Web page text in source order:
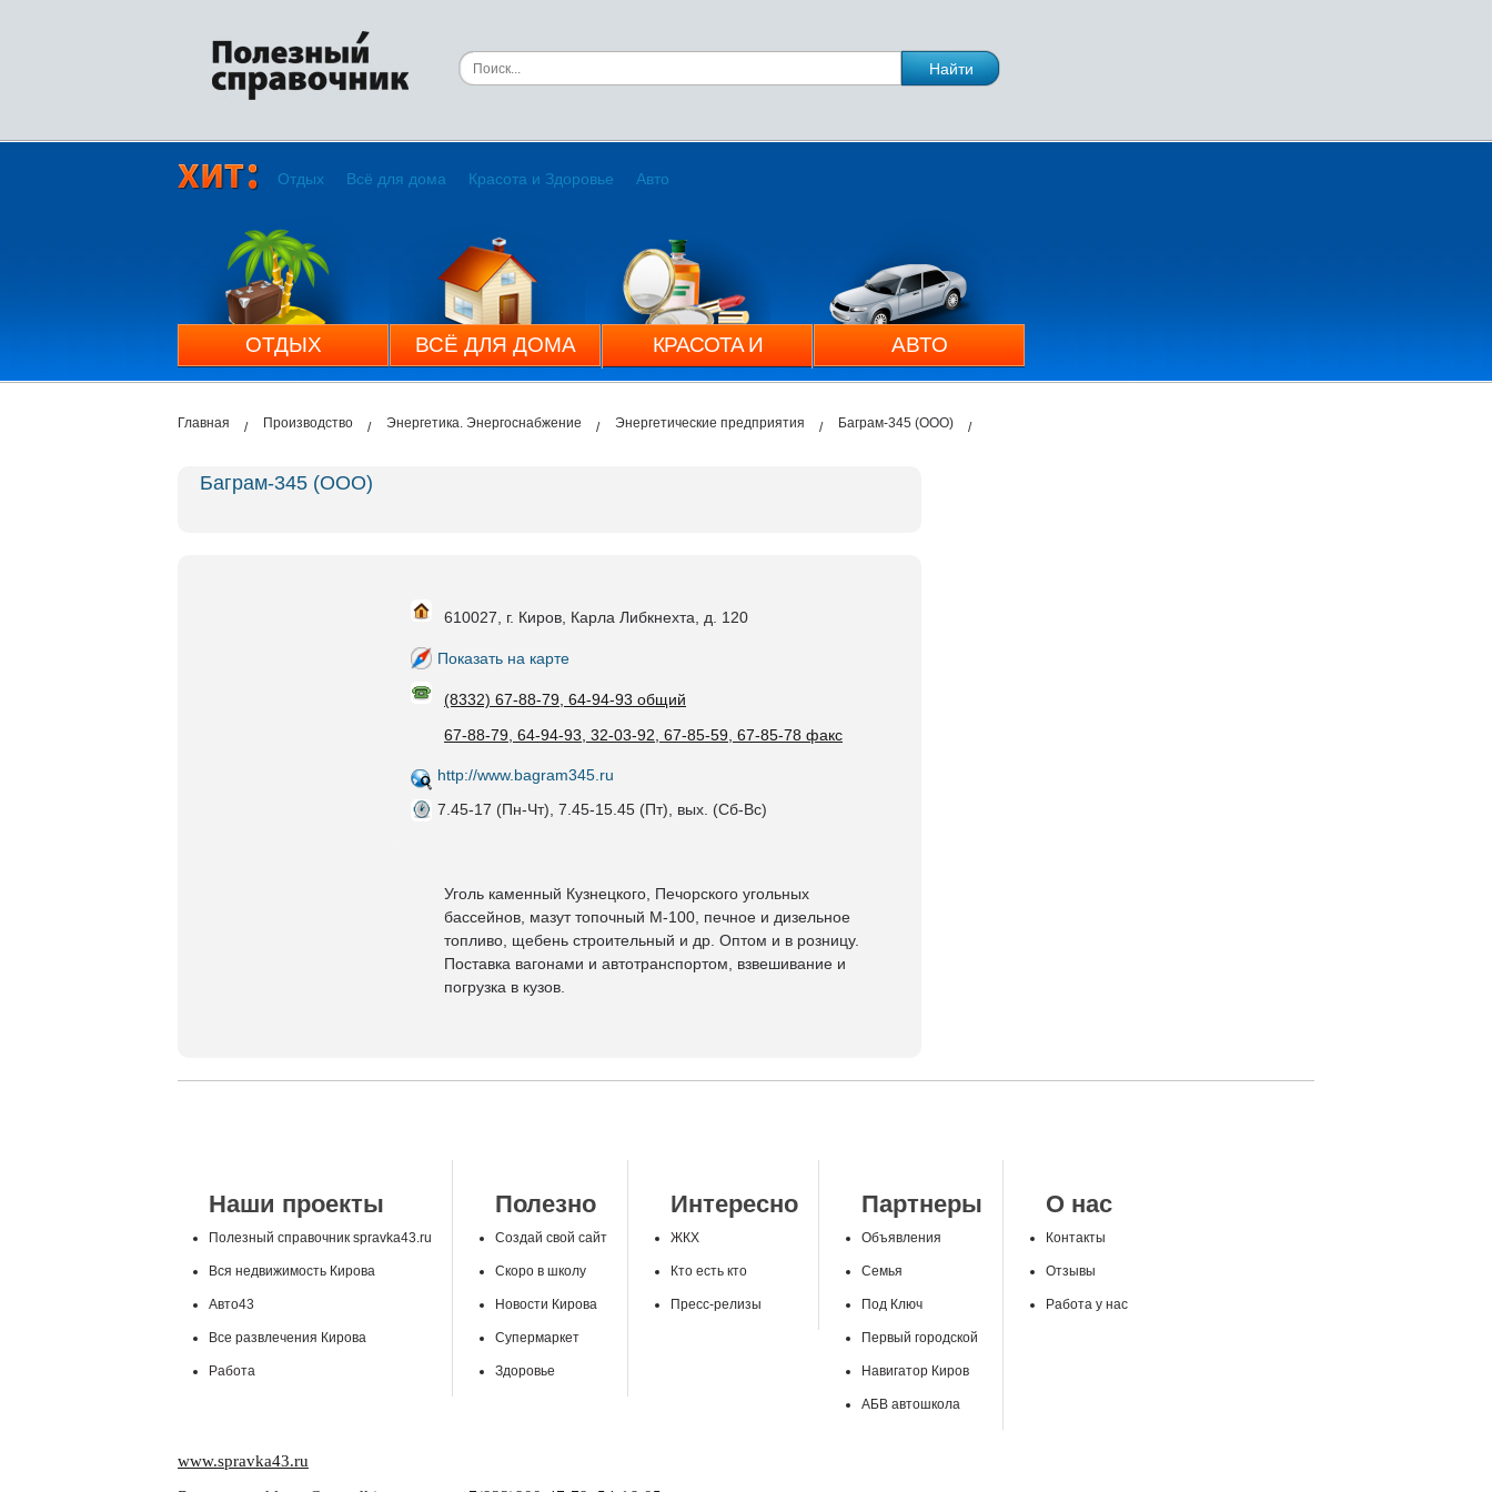
Отдых Всё для дома Красота и Здоровье Авто
ОТДЫХ ВСЁ ДЛЯ ДОМА
КРАСОТА И
ЗДОРОВЬЕ
АВТО
Главная Производство Энергетика. Энергоснабжение Энергетические предприятия Баграм-345 (ООО)
Баграм-345 (ООО)
610027, г. Киров, Карла Либкнехта, д. 120
Показать на карте
(8332) 67-88-79, 64-94-93 общий
67-88-79, 64-94-93, 32-03-92, 67-85-59, 67-85-78 факс
http://www.bagram345.ru
7.45-17 (Пн-Чт), 7.45-15.45 (Пт), вых. (Сб-Вс)
Уголь каменный Кузнецкого, Печорского угольных
бассейнов, мазут топочный М-100, печное и дизельное
топливо, щебень строительный и др. Оптом и в розницу.
Поставка вагонами и автотранспортом, взвешивание и
погрузка в кузов.
Наши проекты
Полезный справочник spravka43.ru
Вся недвижимость Кирова
Авто43
Все развлечения Кирова
Работа
Полезно
Создай свой сайт
Скоро в школу
Новости Кирова
Супермаркет
Здоровье
Интересно
ЖКХ
Кто есть кто
Пресс-релизы
Партнеры
Объявления
Семья
Под Ключ
Первый городской
Навигатор Киров
АБВ автошкола
О нас
Контакты
Отзывы
Работа у нас
www.spravka43.ru